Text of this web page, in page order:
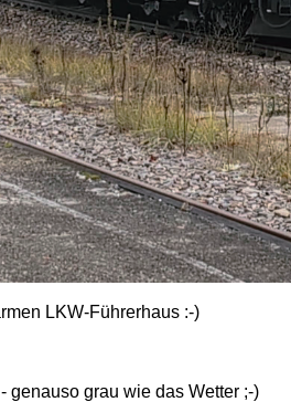
LKW-Führerhaus :-)
genauso grau wie das Wetter ;-)